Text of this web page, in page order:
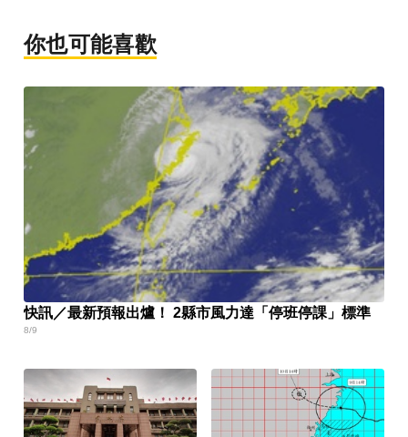
你也可能喜歡
快訊／最新預報出爐！ 2縣市風力達「停班停課」標準
8/9